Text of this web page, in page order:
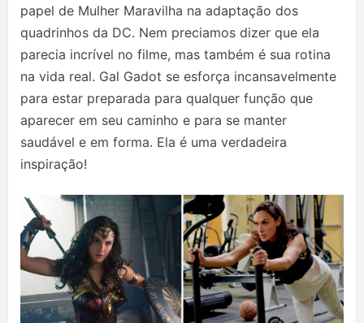
papel de Mulher Maravilha na adaptação dos
quadrinhos da DC. Nem preciamos dizer que ela
parecia incrível no filme, mas também é sua rotina
na vida real. Gal Gadot se esforça incansavelmente
para estar preparada para qualquer função que
aparecer em seu caminho e para se manter
saudável e em forma. Ela é uma verdadeira
inspiração!